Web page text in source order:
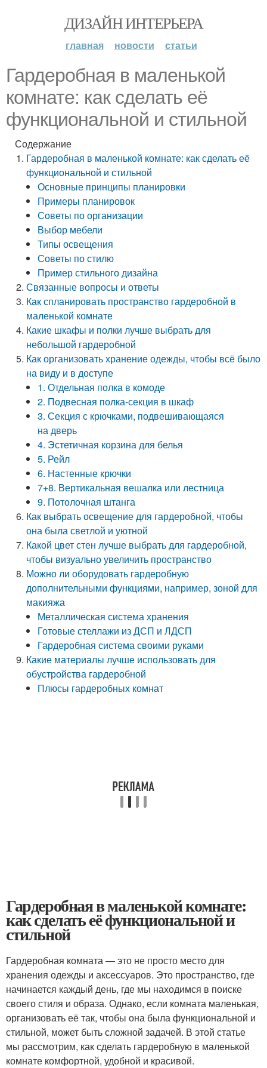
ДИЗАЙН ИНТЕРЬЕРА
главная новости статьи
Гардеробная в маленькой
комнате: как сделать её
функциональной и стильной
Содержание
Гардеробная в маленькой комнате: как сделать её
функциональной и стильной
Основные принципы планировки
Примеры планировок
Советы по организации
Выбор мебели
Типы освещения
Советы по стилю
Пример стильного дизайна
Связанные вопросы и ответы
Как спланировать пространство гардеробной в
маленькой комнате
Какие шкафы и полки лучше выбрать для
небольшой гардеробной
Как организовать хранение одежды, чтобы всё было
на виду и в доступе
1. Отдельная полка в комоде
2. Подвесная полка-секция в шкаф
3. Секция с крючками, подвешивающаяся
на дверь
4. Эстетичная корзина для белья
5. Рейл
6. Настенные крючки
7+8. Вертикальная вешалка или лестница
9. Потолочная штанга
Как выбрать освещение для гардеробной, чтобы
она была светлой и уютной
Какой цвет стен лучше выбрать для гардеробной,
чтобы визуально увеличить пространство
Можно ли оборудовать гардеробную
дополнительными функциями, например, зоной для
макияжа
Металлическая система хранения
Готовые стеллажи из ДСП и ЛДСП
Гардеробная система своими руками
Какие материалы лучше использовать для
обустройства гардеробной
Плюсы гардеробных комнат
Гардеробная в маленькой комнате:
как сделать её функциональной и
стильной
Гардеробная комната — это не просто место для
хранения одежды и аксессуаров. Это пространство, где
начинается каждый день, где мы находимся в поиске
своего стиля и образа. Однако, если комната маленькая,
организовать её так, чтобы она была функциональной и
стильной, может быть сложной задачей. В этой статье
мы рассмотрим, как сделать гардеробную в маленькой
комнате комфортной, удобной и красивой.